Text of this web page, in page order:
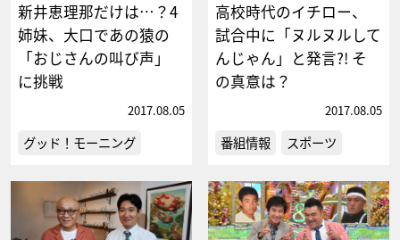
新井恵理那だけは…？4
姉妹、大口であの猿の
「おじさんの叫び声」
に挑戦
2017.08.05
グッド！モーニング
高校時代のイチロー、
試合中に「ヌルヌルして
んじゃん」と発言?! そ
の真意は？
2017.08.05
番組情報 スポーツ